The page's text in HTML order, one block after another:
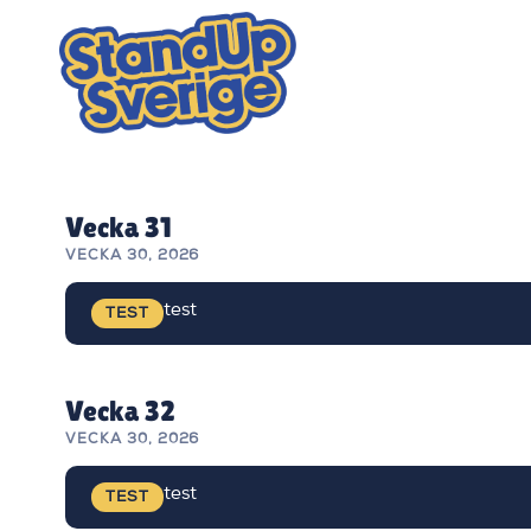
content
Vecka 31
VECKA 30, 2026
TEST test
Vecka 32
VECKA 30, 2026
TEST test